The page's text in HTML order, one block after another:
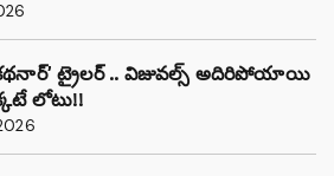
ట్రైలర్ .. విజువల్స్ అదిరిపోయాయి
లోటు!!